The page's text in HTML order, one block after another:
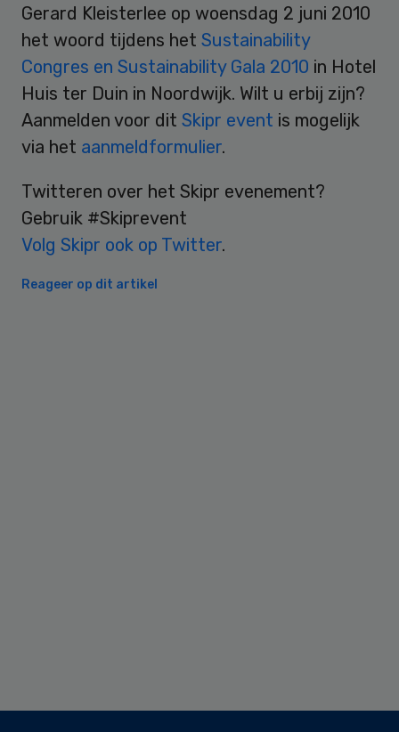
Gerard Kleisterlee op woensdag 2 juni 2010
het woord tijdens het Sustainability
Congres en Sustainability Gala 2010 in Hotel
Huis ter Duin in Noordwijk. Wilt u erbij zijn?
Aanmelden voor dit Skipr event is mogelijk
via het aanmeldformulier.
Twitteren over het Skipr evenement?
Gebruik #Skiprevent
Volg Skipr ook op Twitter.
Reageer op dit artikel